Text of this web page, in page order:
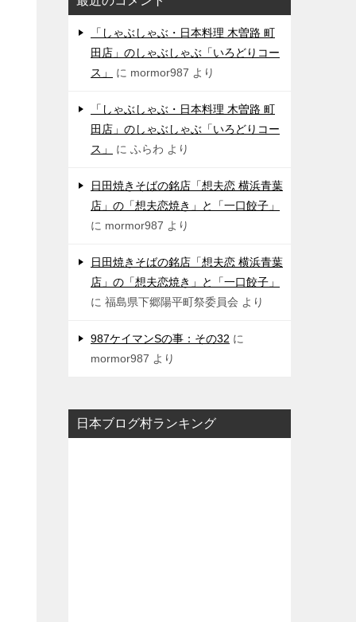
「しゃぶしゃぶ・日本料理 木曽路 町
田店」のしゃぶしゃぶ「いろどりコー
ス」
に mormor987 より
「しゃぶしゃぶ・日本料理 木曽路 町
田店」のしゃぶしゃぶ「いろどりコー
ス」
に ふらわ より
日田焼きそばの銘店「想夫恋 横浜青葉
店」の「想夫恋焼き」と「一口餃子」
に mormor987 より
日田焼きそばの銘店「想夫恋 横浜青葉
店」の「想夫恋焼き」と「一口餃子」
に 福島県下郷陽平町祭委員会 より
987ケイマンSの事：その32 に
mormor987 より
日本ブログ村ランキング